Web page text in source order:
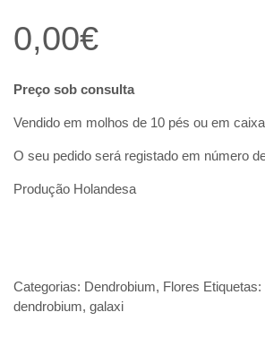
0,00€
Preço sob consulta
Vendido em molhos de 10 pés ou em
O seu pedido será registado em número
Produção Holandesa
Categorias: Dendrobium, Flores Etiquetas:
dendrobium, galaxi